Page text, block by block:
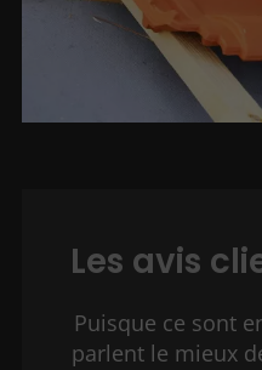
Les avis
Puisque ce sont
parlent le mieux